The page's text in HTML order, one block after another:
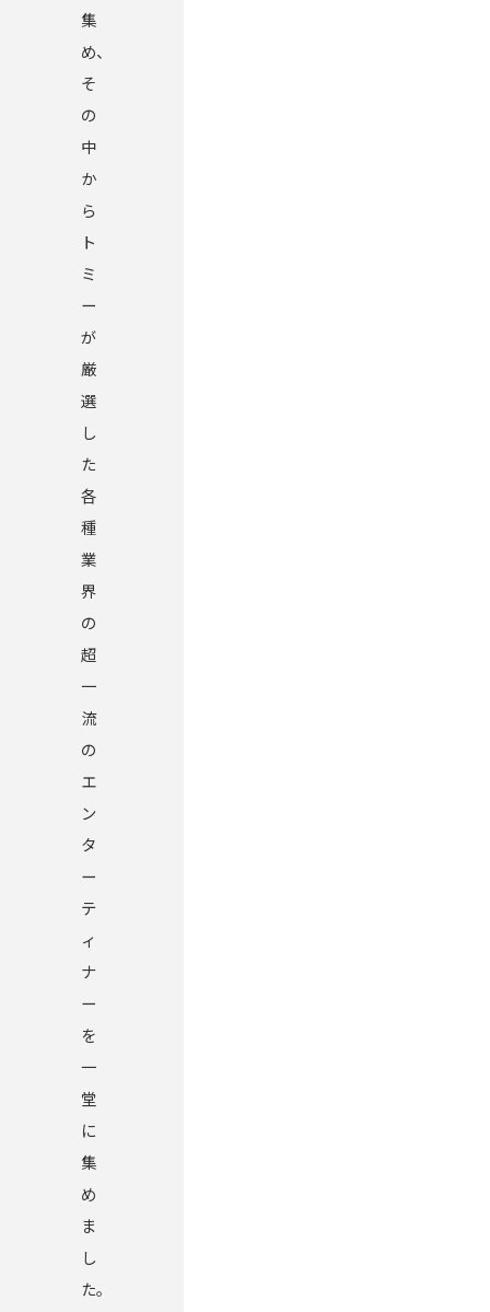
集
め、
そ
の
中
か
ら
ト
ミ
ー
が
厳
選
し
た
各
種
業
界
の
超
一
流
の
エ
ン
タ
ー
テ
ィ
ナ
ー
を
一
堂
に
集
め
ま
し
た。